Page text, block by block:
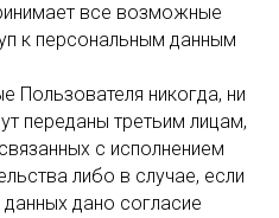
все возможные
к персональным данным
Пользователя никогда, ни
переданы третьим лицам,
с исполнением
либо в случае, если
дано согласие